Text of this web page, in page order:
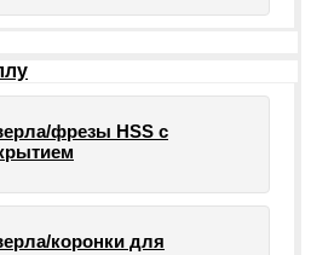
фрезы HSS c
коронки для